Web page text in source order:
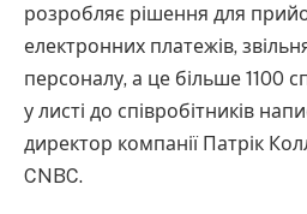
розробляє рішення для
електронних платежів,
персоналу, а це більше 1100
у листі до співробітників
директор компанії Патрік
CNBC.